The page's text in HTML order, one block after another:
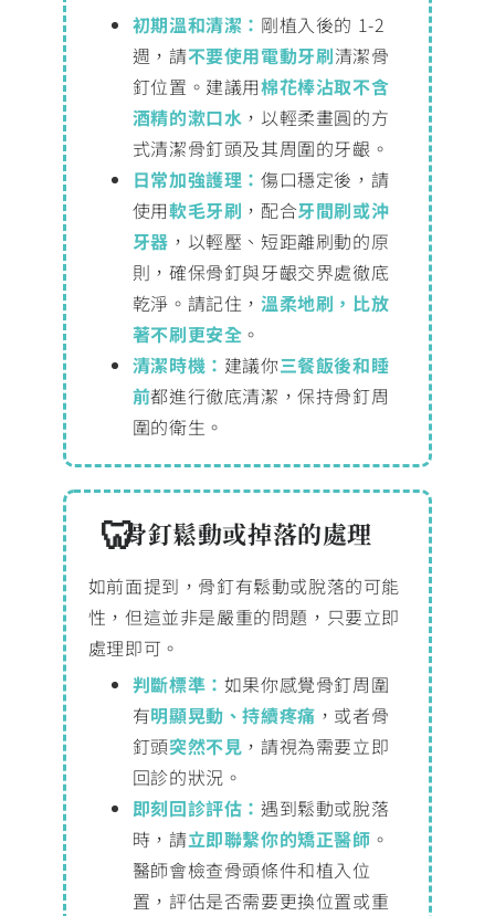
初期溫和清潔： 剛植入後的 1-2
週，請不要使用電動牙刷清潔骨
釘位置。建議用棉花棒沾取不含
酒精的漱口水 ，以輕柔畫圓的方
式清潔骨釘頭及其周圍的牙齦。
日常加強護理：傷口穩定後，請
使用軟毛牙刷 ，配合牙間刷或沖
牙器 ，以輕壓、短距離刷動的原
則，確保骨釘與牙齦交界處徹底
乾淨。請記住，溫柔地刷，比放
著不刷更安全 。
清潔時機： 建議你三餐飯後和睡
前都進行徹底清潔，保持骨釘周
圍的衛生。
骨釘鬆動或掉落的處理
如前面提到，骨釘有鬆動或脫落的可能
性，但這並非是嚴重的問題，只要立即
處理即可。
判斷標準： 如果你感覺骨釘周圍
有明顯晃動、持續疼痛 ，或者骨
釘頭突然不見 ，請視為需要立即
回診的狀況。
即刻回診評估：遇到鬆動或脫落
時，請立即聯繫你的矯正醫師 。
醫師會檢查骨頭條件和植入位
置，評估是否需要更換位置或重